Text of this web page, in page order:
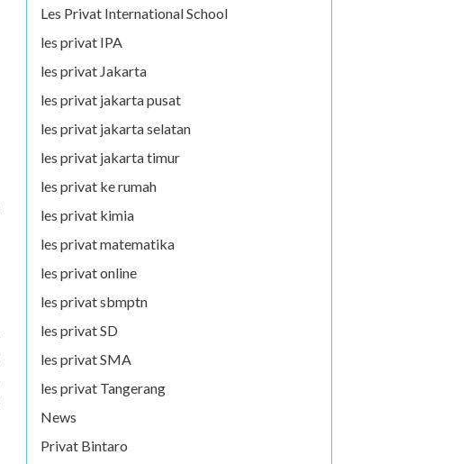
Les Privat International School
les privat IPA
les privat Jakarta
les privat jakarta pusat
les privat jakarta selatan
les privat jakarta timur
les privat ke rumah
les privat kimia
les privat matematika
les privat online
les privat sbmptn
les privat SD
les privat SMA
les privat Tangerang
News
Privat Bintaro